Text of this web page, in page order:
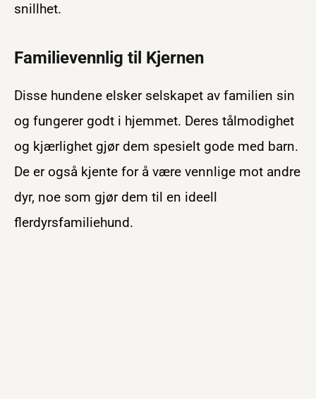
snillhet.
Familievennlig til Kjernen
Disse hundene elsker selskapet av familien sin
og fungerer godt i hjemmet. Deres tålmodighet
og kjærlighet gjør dem spesielt gode med barn.
De er også kjente for å være vennlige mot andre
dyr, noe som gjør dem til en ideell
flerdyrsfamiliehund.